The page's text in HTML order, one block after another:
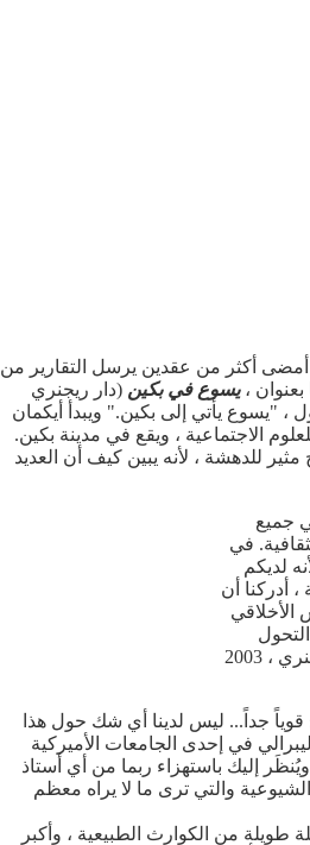
أكثر من عقدين يرسل التقارير من
،يسوع في بكين (دار ريجنري
، "يسوع يأتي إلى بكين." ويبدأ أيكمان
الاجتماعية ، ويقع في مدينة بكين.
، يقول لمجموعة من السياح الأميركيين في عام 2002. وهو تصريح مثير للدهشة ، لأنه يبين كيف أن العديد
جميع
في
لديكم
أدركنا أن
الأخلاقي
، ريجنري ، 2003
جداً... ليس لدينا أي شك حول هذا
في إحدى الجامعات الأميركية
إليك باستهزاء ربما من أي أستاذ
والتي ترى ما لا يراه معظم
قال هذا منذ 12 عاماً مضت. منذ ذلك الوقت مرت أمريكا بأحداث 9 / 11 ، سلسلة طويلة من الكوارث الطبيعية ، وأكبر